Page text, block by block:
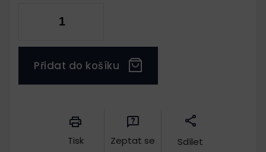
Přidat do košíku
Tisk Zeptat se Sdílet